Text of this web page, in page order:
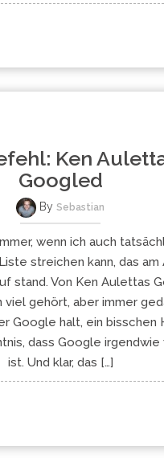
Ken
Googled
By Sebastian
wenn ich auch
streichen kann, das am
stand. Von Ken Aulettas
viel gehört, aber immer
Google halt, ein bisschen
dass Google irgendwie
ist. Und klar, das […]